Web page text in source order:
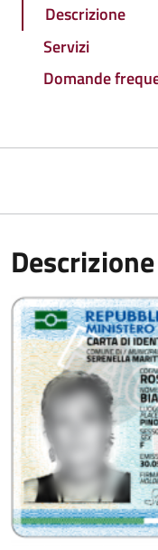
Descrizione
Servizi
Domande
Descrizione